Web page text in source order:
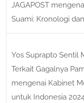
JAGAPOST
Suami: Kronologi
Yos Suprapto Sentil
Terkait Gagalnya
mengenai Kabinet
untuk Indonesia